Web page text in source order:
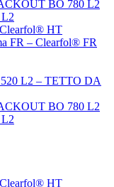
BO 780 L2
HT
FR – Clearfol® FR
L2 – TETTO DA
BO 780 L2
HT